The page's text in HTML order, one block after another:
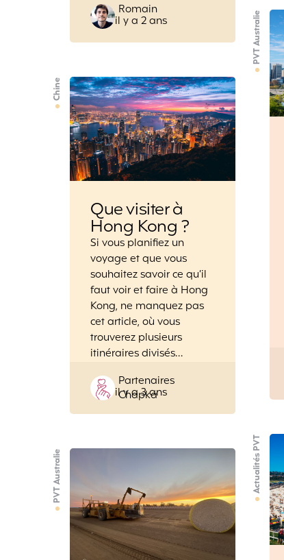
Posted
by
Romain
il y a 2 ans PVT Australie
Chine
Que visiter à
Hong Kong ?
Si vous planifiez un
voyage et que vous
souhaitez savoir ce qu’il
faut voir et faire à Hong
Kong, ne manquez pas
cet article, où vous
trouverez plusieurs
itinéraires divisés…
Posted
by
Partenaires
Chapka
il y a 3 ans
Actualités PVT
PVT Australie